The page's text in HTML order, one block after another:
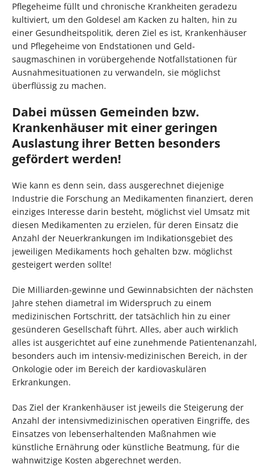
Pflegeheime füllt und chronische Krankheiten geradezu
kultiviert, um den Goldesel am Kacken zu halten, hin zu
einer Gesundheitspolitik, deren Ziel es ist, Krankenhäuser
und Pflegeheime von Endstationen und Geld-
saugmaschinen in vorübergehende Notfallstationen für
Ausnahmesituationen zu verwandeln, sie möglichst
überflüssig zu machen.
Dabei müssen Gemeinden bzw.
Krankenhäuser mit einer geringen
Auslastung ihrer Betten besonders
gefördert werden!
Wie kann es denn sein, dass ausgerechnet diejenige
Industrie die Forschung an Medikamenten finanziert, deren
einziges Interesse darin besteht, möglichst viel Umsatz mit
diesen Medikamenten zu erzielen, für deren Einsatz die
Anzahl der Neuerkrankungen im Indikationsgebiet des
jeweiligen Medikaments hoch gehalten bzw. möglichst
gesteigert werden sollte!
Die Milliarden-gewinne und Gewinnabsichten der nächsten
Jahre stehen diametral im Widerspruch zu einem
medizinischen Fortschritt, der tatsächlich hin zu einer
gesünderen Gesellschaft führt. Alles, aber auch wirklich
alles ist ausgerichtet auf eine zunehmende Patientenanzahl,
besonders auch im intensiv-medizinischen Bereich, in der
Onkologie oder im Bereich der kardiovaskulären
Erkrankungen.
Das Ziel der Krankenhäuser ist jeweils die Steigerung der
Anzahl der intensivmedizinischen operativen Eingriffe, des
Einsatzes von lebenserhaltenden Maßnahmen wie
künstliche Ernährung oder künstliche Beatmung, für die
wahnwitzige Kosten abgerechnet werden.